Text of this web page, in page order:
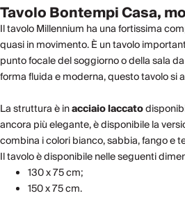
Tavolo Bontempi Casa,
Il tavolo Millennium ha una fortissima
quasi in movimento. È un tavolo
punto focale del soggiorno o della sala
forma fluida e moderna, questo tavolo si
La struttura è inacciaio laccato
ancora più elegante, è disponibile la
combina i colori bianco, sabbia, fango e
Il tavolo è disponibile nelle seguenti
130 x 75 cm;
150 x 75 cm.